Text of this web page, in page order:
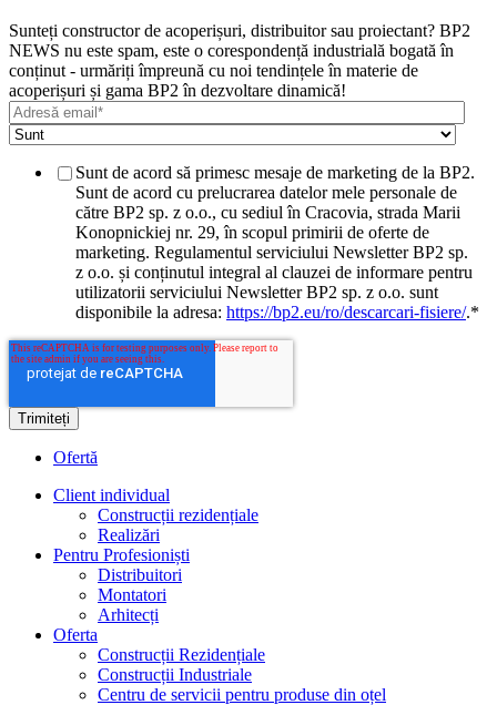
Sunteți constructor de acoperișuri, distribuitor sau proiectant? BP2
NEWS nu este spam, este o corespondență industrială bogată în
conținut - urmăriți împreună cu noi tendințele în materie de
acoperișuri și gama BP2 în dezvoltare dinamică!
Sunt de acord să primesc mesaje de marketing de la BP2.
Sunt de acord cu prelucrarea datelor mele personale de
către BP2 sp. z o.o., cu sediul în Cracovia, strada Marii
Konopnickiej nr. 29, în scopul primirii de oferte de
marketing. Regulamentul serviciului Newsletter BP2 sp.
z o.o. și conținutul integral al clauzei de informare pentru
utilizatorii serviciului Newsletter BP2 sp. z o.o. sunt
disponibile la adresa: https://bp2.eu/ro/descarcari-fisiere/.*
Ofertă
Client individual
Construcții rezidențiale
Realizări
Pentru Profesioniști
Distribuitori
Montatori
Arhitecți
Oferta
Construcții Rezidențiale
Construcții Industriale
Centru de servicii pentru produse din oțel